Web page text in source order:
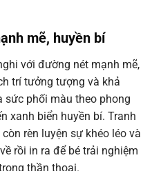
mẽ, huyền bí
với đường nét mạnh mẽ,
trí tưởng tượng và khả
sức phối màu theo phong
xanh biển huyền bí. Tranh
rèn luyện sự khéo léo và
rồi in ra để bé trải nghiệm
thần thoại.